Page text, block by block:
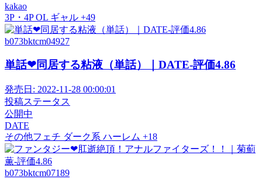
kakao
3P・4POL ギャル +49
b073bktcm04927
単話❤同居する粘液（単話）｜DATE-評価4.86
発売日: 2022-11-28 00:00:01
投稿ステータス
公開中
DATE
その他フェチ ダーク系 ハーレム +18
b073bktcm07189